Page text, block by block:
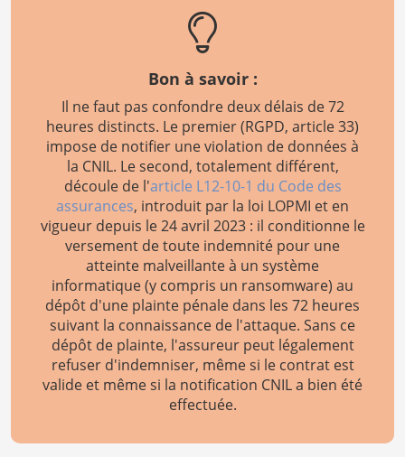
Bon à savoir :
Il ne faut pas confondre deux délais de 72
heures distincts. Le premier (RGPD, article 33)
impose de notifier une violation de données à
la CNIL. Le second, totalement différent,
découle de l'article L12-10-1 du Code des
assurances, introduit par la loi LOPMI et en
vigueur depuis le 24 avril 2023 : il conditionne le
versement de toute indemnité pour une
atteinte malveillante à un système
informatique (y compris un ransomware) au
dépôt d'une plainte pénale dans les 72 heures
suivant la connaissance de l'attaque. Sans ce
dépôt de plainte, l'assureur peut légalement
refuser d'indemniser, même si le contrat est
valide et même si la notification CNIL a bien été
effectuée.